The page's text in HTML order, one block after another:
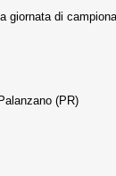
giornata di
(PR)